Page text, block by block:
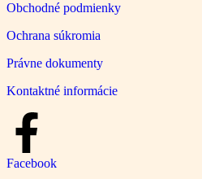
Obchodné podmienky
Ochrana súkromia
Právne dokumenty
Kontaktné informácie
Facebook